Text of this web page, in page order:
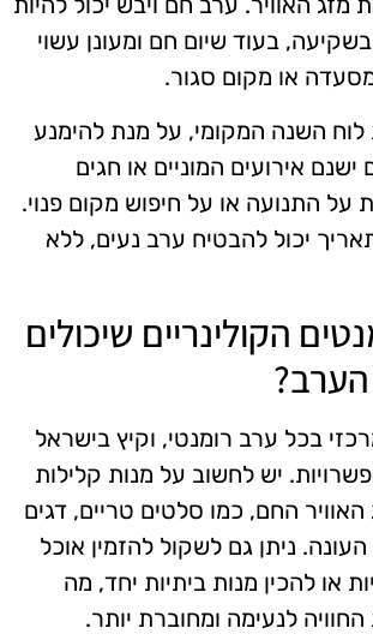
בעוד שיום חם ומעונן עשוי
או מקום סגור.
השנה המקומי, על מנת להימנע
אירועים המוניים או חגים
על התנועה או על חיפוש מקום פנוי.
יכול להבטיח ערב נעים, ללא
הקולינריים שיכולים
בכל ערב רומנטי, וקיץ בישראל
יש לחשוב על מנות קלילות
החם, כמו סלטים טריים, דגים
העונה. ניתן גם לשקול להזמין אוכל
או להכין מנות ביתיות יחד, מה
לנעימה ומחוברת יותר.